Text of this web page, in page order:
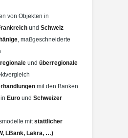
von Objekten in
und Schweiz
, maßgeschneiderte
und überregionale
mit den Banken
Euro und Schweizer
mitstattlicher
LBank, Lakra, …)